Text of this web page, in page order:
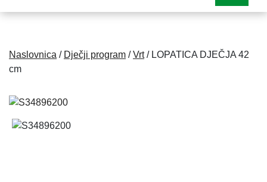
Naslovnica / Dječji program /Vrt/ LOPATICA DJEČJA 42
cm